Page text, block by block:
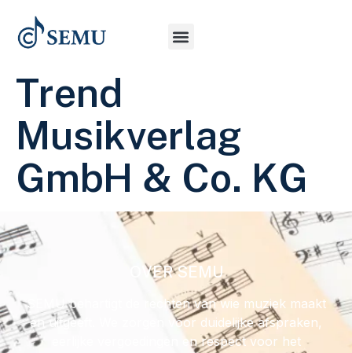
Trend
Musikverlag
GmbH & Co. KG
OVER SEMU
SEMU behartigt de rechten van wie muziek maakt
en uitgeeft. We zorgen voor duidelijke afspraken,
eerlijke vergoedingen en respect voor het